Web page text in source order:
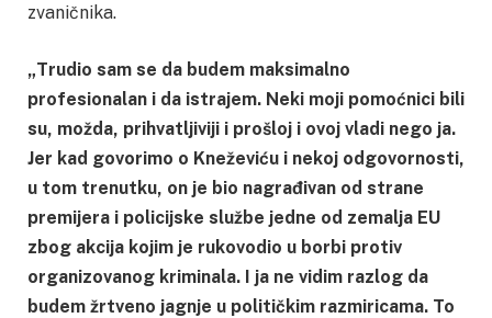
zvaničnika.
„Trudio sam se da budem maksimalno
profesionalan i da istrajem. Neki moji pomoćnici bili
su, možda, prihvatljiviji i prošloj i ovoj vladi nego ja.
Jer kad govorimo o Kneževiću i nekoj odgovornosti,
u tom trenutku, on je bio nagrađivan od strane
premijera i policijske službe jedne od zemalja EU
zbog akcija kojim je rukovodio u borbi protiv
organizovanog kriminala. I ja ne vidim razlog da
budem žrtveno jagnje u političkim razmiricama. To